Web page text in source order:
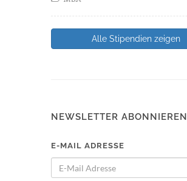
Alle Stipendien zeigen
NEWSLETTER ABONNIEREN
E-MAIL ADRESSE